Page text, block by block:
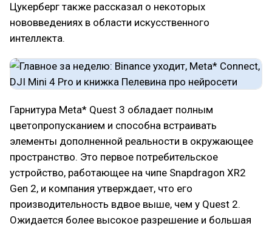
Цукерберг также рассказал о некоторых
нововведениях в области искусственного
интеллекта.
Гарнитура Meta* Quest 3 обладает полным
цветопропусканием и способна встраивать
элементы дополненной реальности в окружающее
пространство. Это первое потребительское
устройство, работающее на чипе Snapdragon XR2
Gen 2, и компания утверждает, что его
производительность вдвое выше, чем у Quest 2.
Ожидается более высокое разрешение и большая